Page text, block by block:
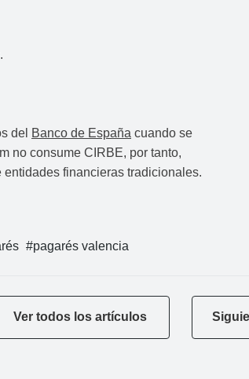
del Banco de España cuando se
no consume CIRBE, por tanto,
financieras tradicionales.
pagarés valencia
Ver todos los artículos